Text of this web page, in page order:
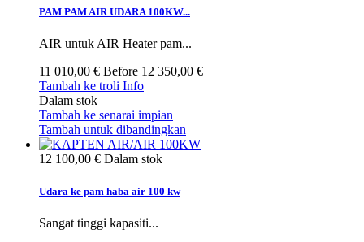
PAM PAM AIR UDARA 100KW...
AIR untuk AIR Heater pam...
11 010,00 € Before 12 350,00 €
Tambah ke troli Info
Dalam stok
Tambah ke senarai impian
Tambah untuk dibandingkan
12 100,00 € Dalam stok
Udara ke pam haba air 100 kw
Sangat tinggi kapasiti...